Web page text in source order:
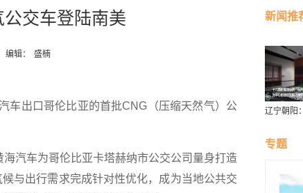
交车登陆南美
编辑： 盛楠
出口哥伦比亚的首批CNG（压缩天然气）公
车为哥伦比亚卡塔赫纳市公交公司量身打造
与出行需求完成针对性优化，成为当地公共交
新闻推
辽宁朝阳
专题